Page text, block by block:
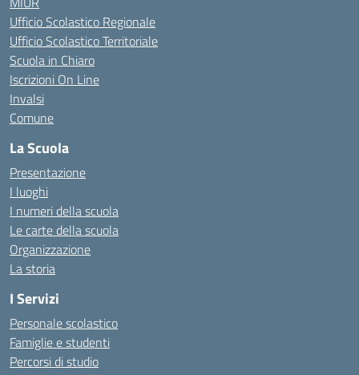
Ufficio Scolastico Regionale
Ufficio Scolastico Territoriale
Scuola in Chiaro
Iscrizioni On Line
Invalsi
Comune
La Scuola
Presentazione
I luoghi
I numeri della scuola
Le carte della scuola
Organizzazione
La storia
I Servizi
Personale scolastico
Famiglie e studenti
Percorsi di studio